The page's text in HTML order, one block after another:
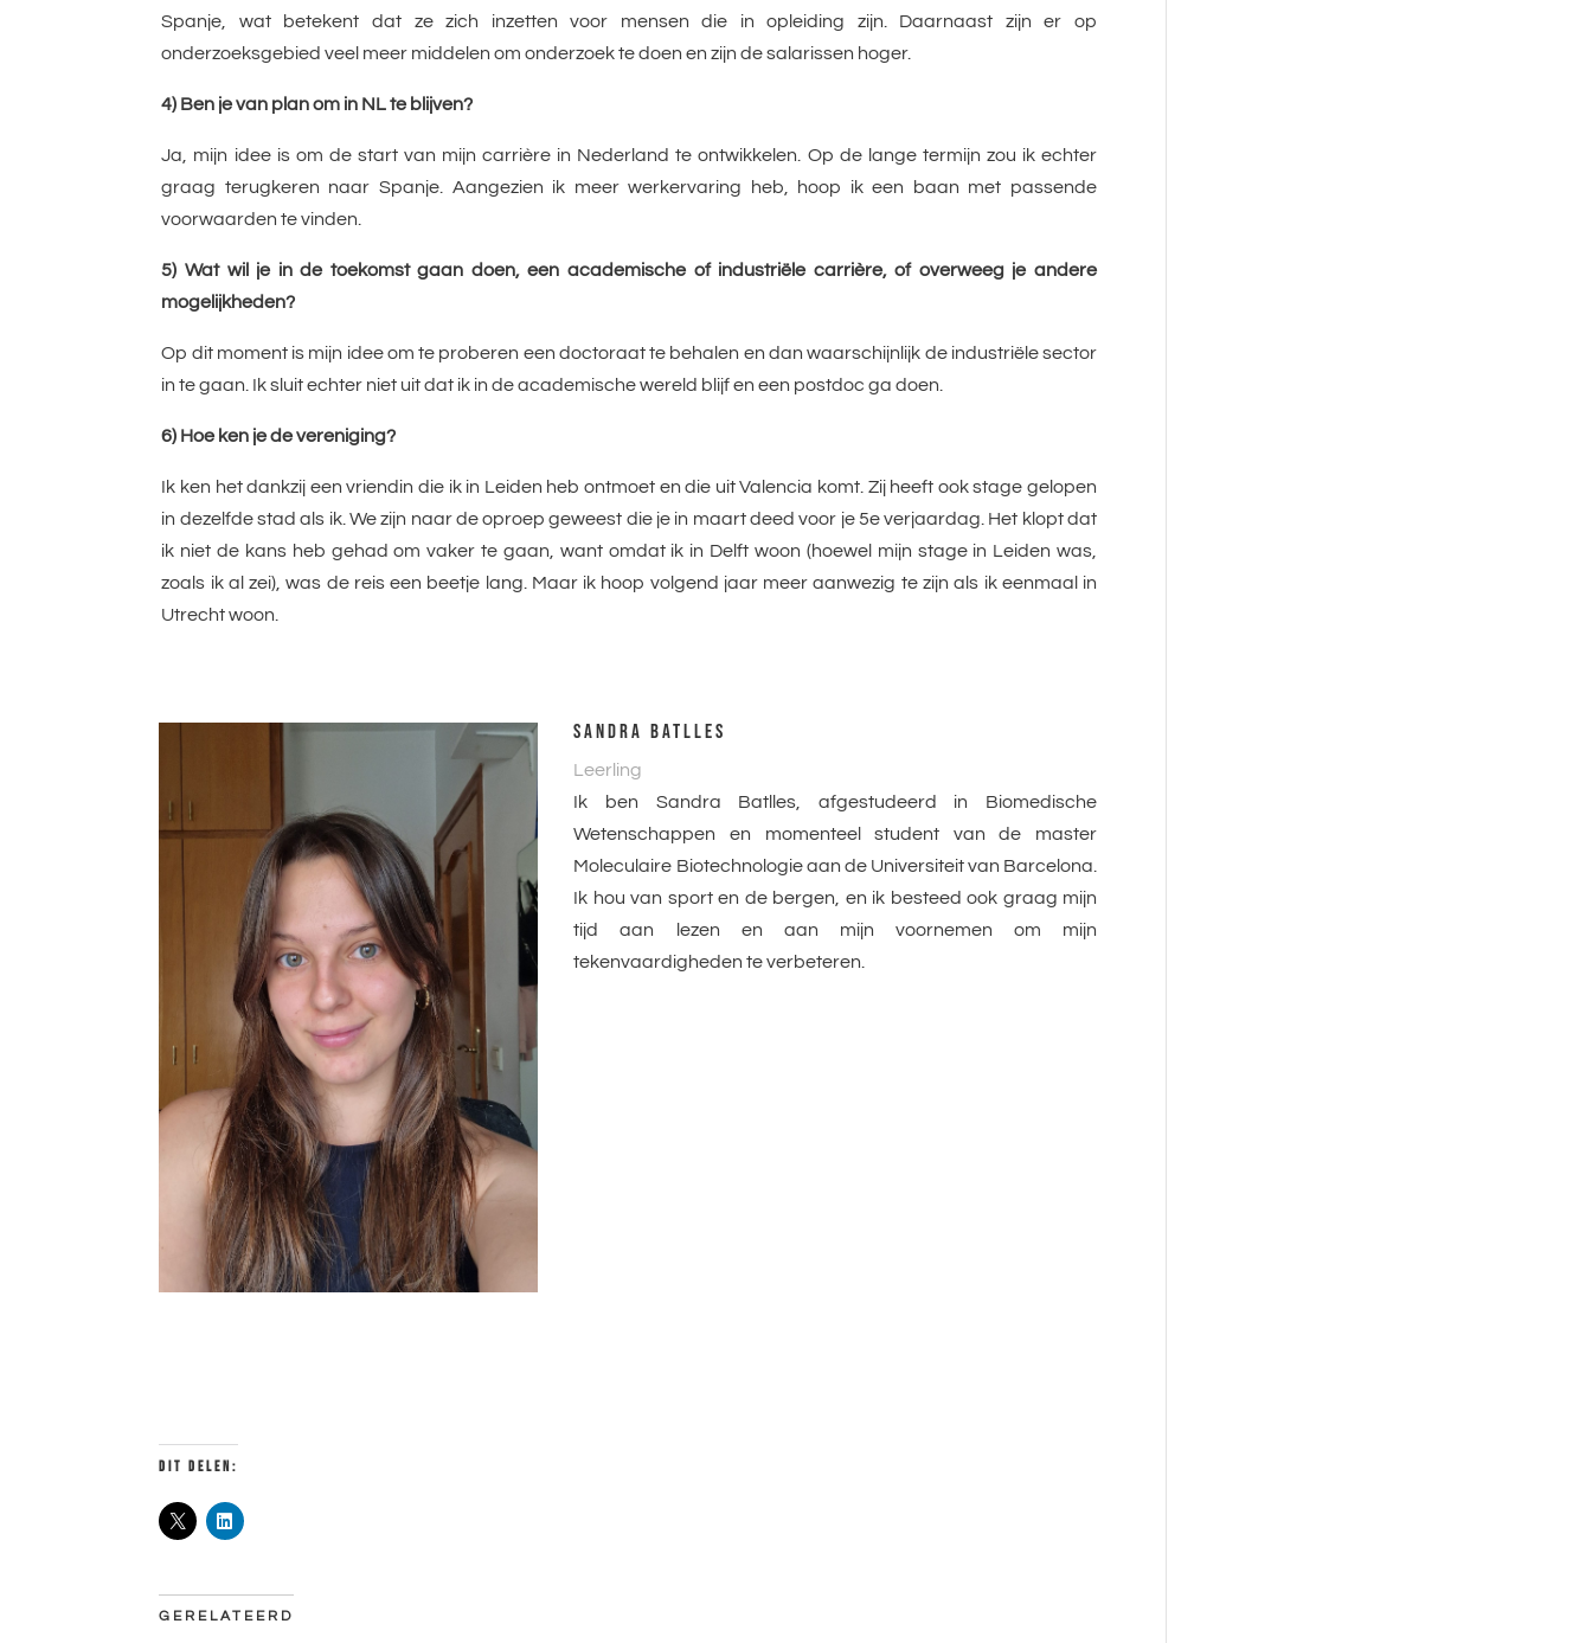
Spanje, wat betekent dat ze zich inzetten voor mensen die in opleiding zijn. Daarnaast zijn er op
onderzoeksgebied veel meer middelen om onderzoek te doen en zijn de salarissen hoger.
4) Ben je van plan om in NL te blijven?
Ja, mijn idee is om de start van mijn carrière in Nederland te ontwikkelen. Op de lange termijn zou ik echter
graag terugkeren naar Spanje. Aangezien ik meer werkervaring heb, hoop ik een baan met passende
voorwaarden te vinden.
5) Wat wil je in de toekomst gaan doen, een academische of industriële carrière, of overweeg je andere
mogelijkheden?
Op dit moment is mijn idee om te proberen een doctoraat te behalen en dan waarschijnlijk de industriële sector
in te gaan. Ik sluit echter niet uit dat ik in de academische wereld blijf en een postdoc ga doen.
6) Hoe ken je de vereniging?
Ik ken het dankzij een vriendin die ik in Leiden heb ontmoet en die uit Valencia komt. Zij heeft ook stage gelopen
in dezelfde stad als ik. We zijn naar de oproep geweest die je in maart deed voor je 5e verjaardag. Het klopt dat
ik niet de kans heb gehad om vaker te gaan, want omdat ik in Delft woon (hoewel mijn stage in Leiden was,
zoals ik al zei), was de reis een beetje lang. Maar ik hoop volgend jaar meer aanwezig te zijn als ik eenmaal in
Utrecht woon.
SANDRA BATLLES
Leerling
Ik ben Sandra Batlles, afgestudeerd in Biomedische
Wetenschappen en momenteel student van de master
Moleculaire Biotechnologie aan de Universiteit van Barcelona.
Ik hou van sport en de bergen, en ik besteed ook graag mijn
tijd aan lezen en aan mijn voornemen om mijn
tekenvaardigheden te verbeteren.
DIT DELEN:
GERELATEERD